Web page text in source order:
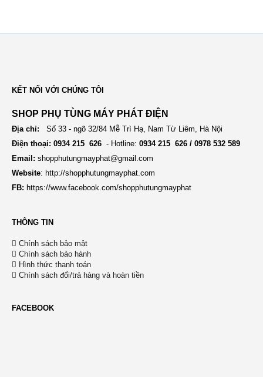
KẾT NỐI VỚI CHÚNG TÔI
SHOP PHỤ TÙNG MÁY PHÁT ĐIỆN
Địa chỉ: Số 33 - ngõ 32/84 Mễ Trì Hạ, Nam Từ Liêm, Hà Nội
Điện thoại: 0934 215 626 - Hotline: 0934 215 626 / 0978 532 589
Email: shopphutungmayphat@gmail.com
Website: http://shopphutungmayphat.com
FB: https://www.facebook.com/shopphutungmayphat
THÔNG TIN
Chính sách bảo mật
Chính sách bảo hành
Hình thức thanh toán
Chính sách đổi/trả hàng và hoàn tiền
FACEBOOK